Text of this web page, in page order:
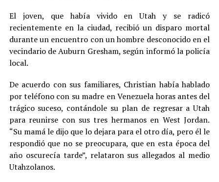
El joven, que había vivido en Utah y se radicó
recientemente en la ciudad, recibió un disparo mortal
durante un encuentro con un hombre desconocido en el
vecindario de Auburn Gresham, según informó la policía
local.
De acuerdo con sus familiares, Christian había hablado
por teléfono con su madre en Venezuela horas antes del
trágico suceso, contándole su plan de regresar a Utah
para reunirse con sus tres hermanos en West Jordan.
“Su mamá le dijo que lo dejara para el otro día, pero él le
respondió que no se preocupara, que en esta época del
año oscurecía tarde”, relataron sus allegados al medio
Utahzolanos.